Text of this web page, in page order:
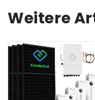
Weitere